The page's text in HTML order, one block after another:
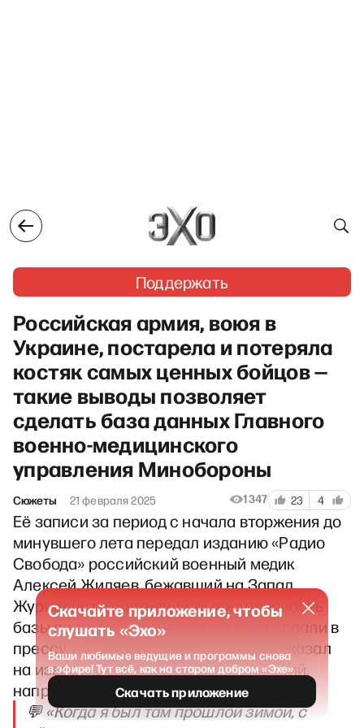
Поддержать
Российская армия, воюя в
Украине, постарела и потеряла
костяк самых ценных бойцов —
такие выводы позволяет
сделать база данных Главного
военно-медицинского
управления Минобороны
Сюжеты 21 февраля 2025 1347 23 4
Её записи за период с начала вторжения до
минувшего лета передал изданию «Радио
Свобода» российский военный медик
Алексей Жиляев, бежавший на Запад.
Журналисты подтвердили достоверность
базы по тем раненым, чьи истории попали в
прессу, а собеседник журналистов указал
на известные ему искажения сведений,
например, о тяжести травм.
💬 «Когда я был там прошлой зимой, с
Скачайте приложение, чтобы
слушать «Эхо»
Ваши любимые ведущие и программы снова
в эфире! Тут всё, как на старом добром «Эхе»
Скачать приложение